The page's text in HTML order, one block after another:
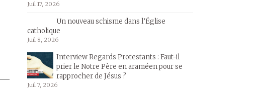
Juil 17, 2026
Un nouveau schisme dans l’Église
catholique
Juil 8, 2026
Interview Regards Protestants : Faut-il
prier le Notre Père en araméen pour se
rapprocher de Jésus ?
Juil 7, 2026